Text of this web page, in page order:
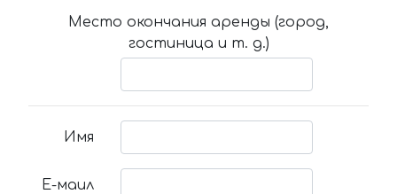
Место окончания аренды (город,
гостиница и т. д.)
Имя
Е-маил